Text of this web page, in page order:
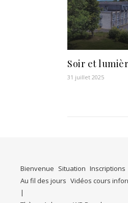
Soir et
31 juillet 2025
Bienvenue Situation Inscriptions
Au fil des jours Vidéos cours